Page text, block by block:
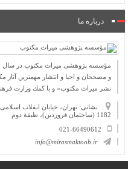
درباره ما
و مصححان و احیا و انتشار مهمترین آثار
نشر میراث مكتوب» و با كمك وزارت
نشانی: تهران، خیابان انقلاب
1182 (ساختمان فروردین)، طبقۀ دوم
021-66490612
info@mirasmaktoob.ir